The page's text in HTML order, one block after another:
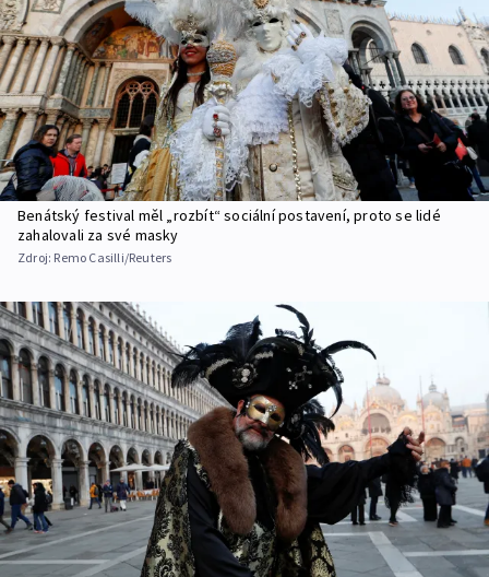
Benátský festival měl „rozbít“ sociální postavení, proto se lidé
zahalovali za své masky
Zdroj: Remo Casilli/Reuters